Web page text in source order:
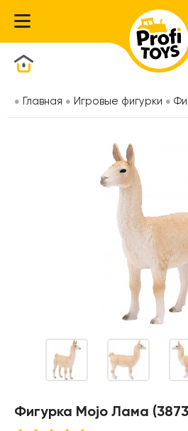
Главная Игровые фигурки
Фигурка Mojo Лама
Каталог товаров